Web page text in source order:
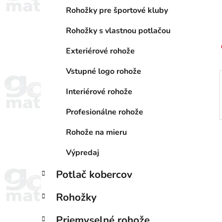
Rohožky pre športové kluby
Rohožky s vlastnou potlačou
Exteriérové rohože
Vstupné logo rohože
Interiérové rohože
Profesionálne rohože
Rohože na mieru
Výpredaj
Potlač kobercov
Rohožky